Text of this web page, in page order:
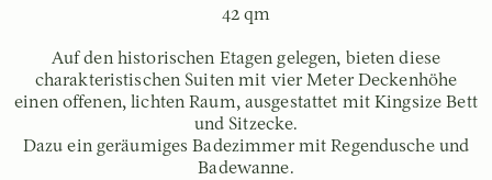
42 qm
Auf den historischen Etagen gelegen, bieten diese
charakteristischen Suiten mit vier Meter Deckenhöhe
einen offenen, lichten Raum, ausgestattet mit Kingsize Bett
und Sitzecke.
Dazu ein geräumiges Badezimmer mit Regendusche und
Badewanne.